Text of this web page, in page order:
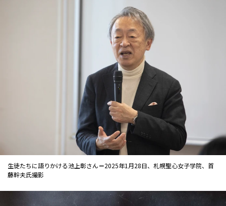
生徒たちに語りかける池上彰さん＝2025年1月28日、札幌聖心女子学院、首
藤幹夫氏撮影